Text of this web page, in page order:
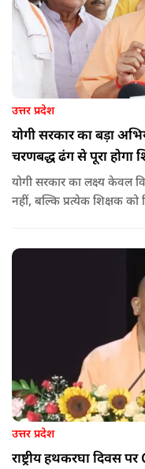
उत्तर प्रदेश
योगी सरकार का बड़ा
चरणबद्ध ढंग से पूरा होगा
योगी सरकार का लक्ष्य केवल
नहीं, बल्कि प्रत्येक शिक्षक को
उत्तर प्रदेश
राष्ट्रीय हथकरघा दिवस